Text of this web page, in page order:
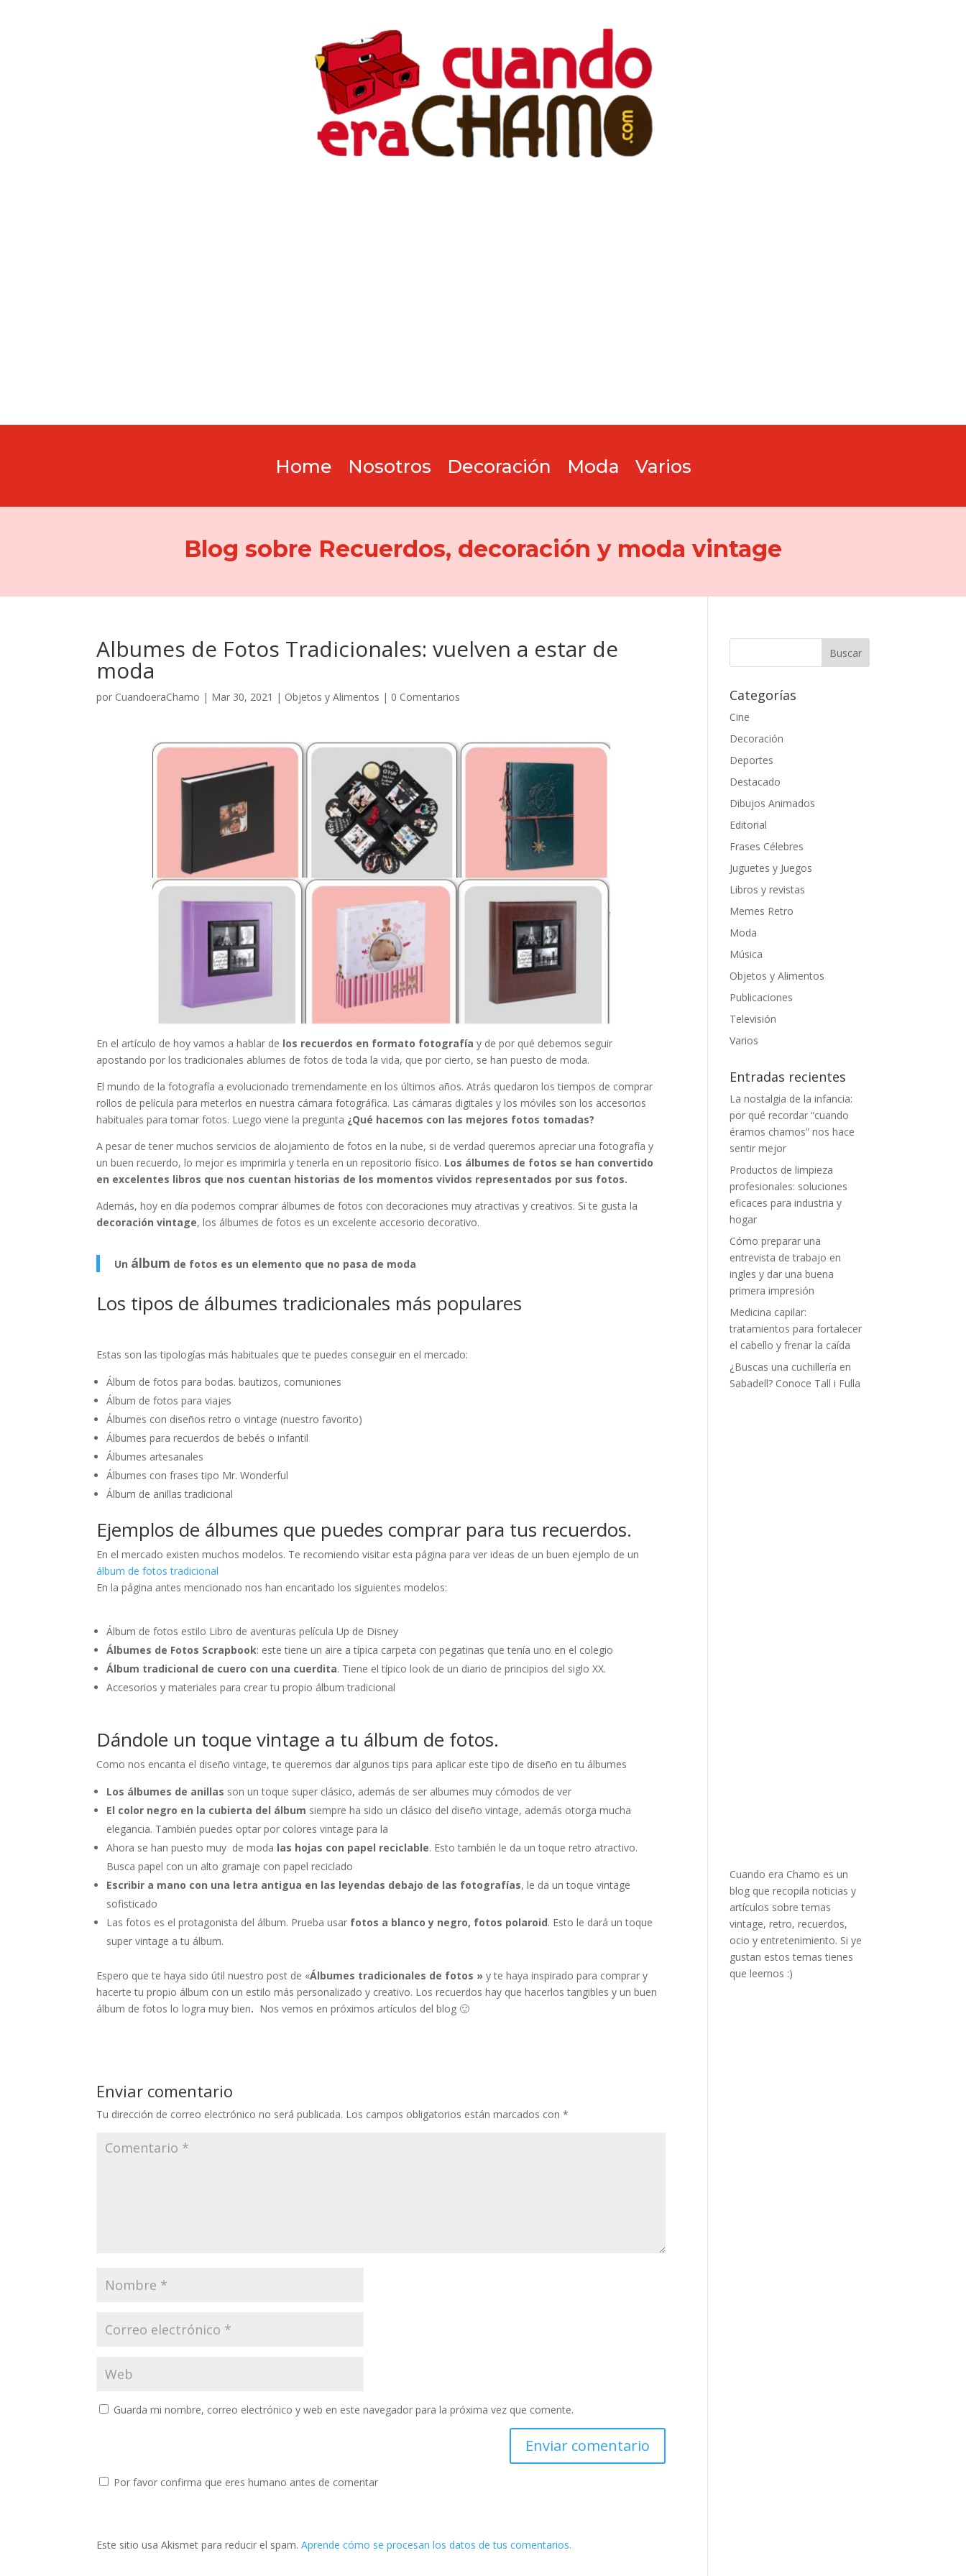
Home Nosotros Decoración Moda Varios
Blog sobre Recuerdos, decoración y moda vintage
Albumes de Fotos Tradicionales: vuelven a estar de
moda
por CuandoeraChamo | Mar 30, 2021 | Objetos y Alimentos | 0 Comentarios
En el artículo de hoy vamos a hablar de los recuerdos en formato fotografía y de por qué debemos seguir
apostando por los tradicionales ablumes de fotos de toda la vida, que por cierto, se han puesto de moda.
El mundo de la fotografía a evolucionado tremendamente en los últimos años. Atrás quedaron los tiempos de comprar
rollos de película para meterlos en nuestra cámara fotográfica. Las cámaras digitales y los móviles son los accesorios
habituales para tomar fotos. Luego viene la pregunta ¿Qué hacemos con las mejores fotos tomadas?
A pesar de tener muchos servicios de alojamiento de fotos en la nube, si de verdad queremos apreciar una fotografía y
un buen recuerdo, lo mejor es imprimirla y tenerla en un repositorio físico. Los álbumes de fotos se han convertido
en excelentes libros que nos cuentan historias de los momentos vividos representados por sus fotos.
Además, hoy en día podemos comprar álbumes de fotos con decoraciones muy atractivas y creativos. Si te gusta la
decoración vintage, los álbumes de fotos es un excelente accesorio decorativo.
Un álbum de fotos es un elemento que no pasa de moda
Los tipos de álbumes tradicionales más populares
Estas son las tipologías más habituales que te puedes conseguir en el mercado:
Álbum de fotos para bodas. bautizos, comuniones
Álbum de fotos para viajes
Álbumes con diseños retro o vintage (nuestro favorito)
Álbumes para recuerdos de bebés o infantil
Álbumes artesanales
Álbumes con frases tipo Mr. Wonderful
Álbum de anillas tradicional
Ejemplos de álbumes que puedes comprar para tus recuerdos.
En el mercado existen muchos modelos. Te recomiendo visitar esta página para ver ideas de un buen ejemplo de un
álbum de fotos tradicional
En la página antes mencionado nos han encantado los siguientes modelos:
Álbum de fotos estilo Libro de aventuras película Up de Disney
Álbumes de Fotos Scrapbook: este tiene un aire a típica carpeta con pegatinas que tenía uno en el colegio
Álbum tradicional de cuero con una cuerdita. Tiene el típico look de un diario de principios del siglo XX.
Accesorios y materiales para crear tu propio álbum tradicional
Dándole un toque vintage a tu álbum de fotos.
Como nos encanta el diseño vintage, te queremos dar algunos tips para aplicar este tipo de diseño en tu álbumes
Los álbumes de anillas son un toque super clásico, además de ser albumes muy cómodos de ver
El color negro en la cubierta del álbum siempre ha sido un clásico del diseño vintage, además otorga mucha
elegancia. También puedes optar por colores vintage para la
Ahora se han puesto muy de moda las hojas con papel reciclable. Esto también le da un toque retro atractivo.
Busca papel con un alto gramaje con papel reciclado
Escribir a mano con una letra antigua en las leyendas debajo de las fotografías, le da un toque vintage
sofisticado
Las fotos es el protagonista del álbum. Prueba usar fotos a blanco y negro, fotos polaroid. Esto le dará un toque
super vintage a tu álbum.
Espero que te haya sido útil nuestro post de «Álbumes tradicionales de fotos »y te haya inspirado para comprar y
hacerte tu propio álbum con un estilo más personalizado y creativo. Los recuerdos hay que hacerlos tangibles y un buen
álbum de fotos lo logra muy bien. Nos vemos en próximos artículos del blog 🙂
Enviar comentario
Tu dirección de correo electrónico no será publicada. Los campos obligatorios están marcados con*
Guarda mi nombre, correo electrónico y web en este navegador para la próxima vez que comente.
Por favor confirma que eres humano antes de comentar
Este sitio usa Akismet para reducir el spam.Aprende cómo se procesan los datos de tus comentarios.
Categorías
Cine
Decoración
Deportes
Destacado
Dibujos Animados
Editorial
Frases Célebres
Juguetes y Juegos
Libros y revistas
Memes Retro
Moda
Música
Objetos y Alimentos
Publicaciones
Televisión
Varios
Entradas recientes
La nostalgia de la infancia:
por qué recordar “cuando
éramos chamos” nos hace
sentir mejor
Productos de limpieza
profesionales: soluciones
eficaces para industria y
hogar
Cómo preparar una
entrevista de trabajo en
ingles y dar una buena
primera impresión
Medicina capilar:
tratamientos para fortalecer
el cabello y frenar la caída
¿Buscas una cuchillería en
Sabadell? Conoce Tall i Fulla
Cuando era Chamo es un
blog que recopila noticias y
artículos sobre temas
vintage, retro, recuerdos,
ocio y entretenimiento. Si ye
gustan estos temas tienes
que leernos :)